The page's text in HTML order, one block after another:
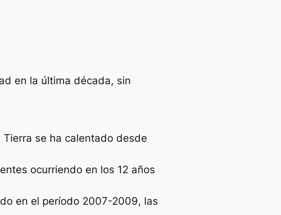
en la última década, sin
se ha calentado desde
ocurriendo en los 12 años
en el período 2007-2009, las